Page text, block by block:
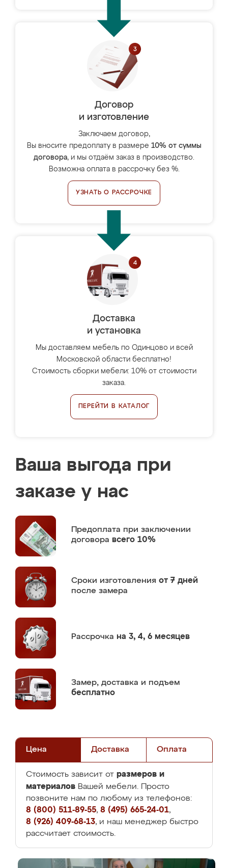
Договор
и изготовление
Заключаем договор,
Вы вносите предоплату в размере 10% от суммы
договора, и мы отдаём заказ в производство.
Возможна оплата в рассрочку без %.
УЗНАТЬ О РАССРОЧКЕ
Доставка
и установка
Мы доставляем мебель по Одинцово и всей
Московской области бесплатно!
Стоимость сборки мебели: 10% от стоимости
заказа.
ПЕРЕЙТИ В КАТАЛОГ
Ваша выгода при
заказе у нас
Предоплата при заключении
договора всего 10%
Сроки изготовления от 7 дней
после замера
Рассрочка на 3, 4, 6 месяцев
Замер, доставка и подъем
бесплатно
Цена Доставка Оплата
Стоимость зависит от размеров и
материалов Вашей мебели. Просто
позвоните нам по любому из телефонов:
8 (800) 511-89-55, 8 (495) 665-24-01,
8 (926) 409-68-13, и наш менеджер быстро
рассчитает стоимость.